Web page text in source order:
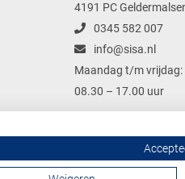
4191 PC
0345 582 007
info@sisa.nl
Maandag t/m vrijdag:
08.30 – 17.00 uur